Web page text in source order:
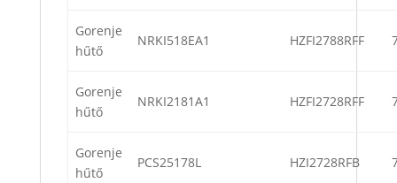
Gorenje
hűtő
NRKI518EA1 HZFI2788RFF
Gorenje
hűtő
NRKI2181A1 HZFI2728RFF
Gorenje
hűtő
PCS25178L HZI2728RFB